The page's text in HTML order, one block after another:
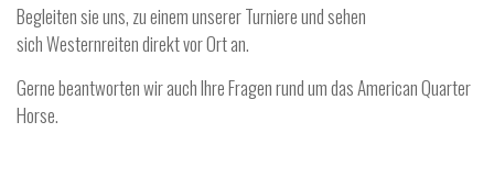
Begleiten sie uns, zu einem unserer Turniere und sehen
sich Westernreiten direkt vor Ort an.
Gerne beantworten wir auch Ihre Fragen rund um das American Quarter
Horse.